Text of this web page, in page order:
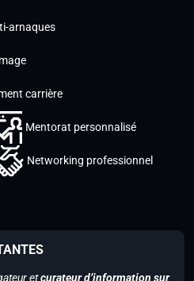
arnaques
carrière
Mentorat personnalisé
Networking professionnel
etcurateur d’information sur